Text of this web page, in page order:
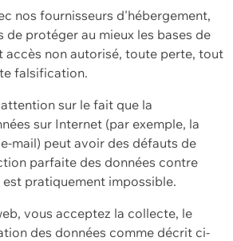
nos fournisseurs d'hébergement,
de protéger au mieux les bases de
accès non autorisé, toute perte, tout
falsification.
sur le fait que la
sur Internet (par exemple, la
mail) peut avoir des défauts de
parfaite des données contre
pratiquement impossible.
vous acceptez la collecte, le
des données comme décrit ci-